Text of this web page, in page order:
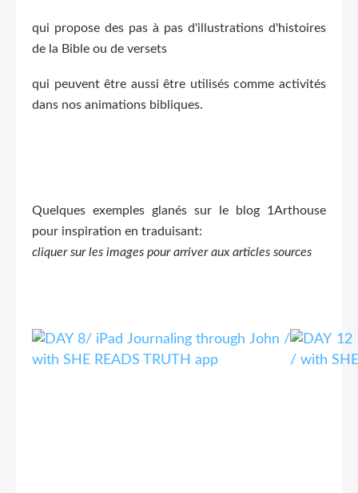
qui propose des pas à pas d'illustrations d'histoires
de la Bible ou de versets
qui peuvent être aussi être utilisés comme activités
dans nos animations bibliques.
Quelques exemples glanés sur le blog 1Arthouse
pour inspiration en traduisant:
cliquer sur les images pour arriver aux articles sources